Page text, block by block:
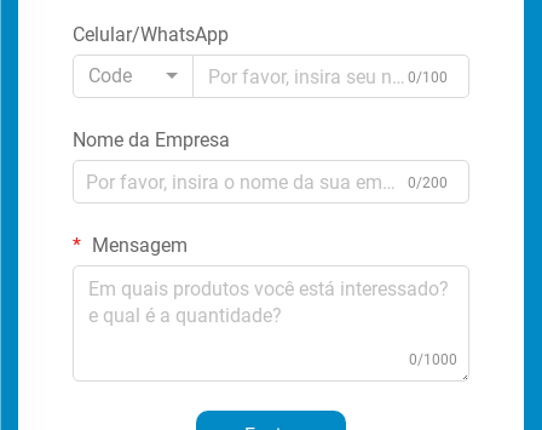
Celular/WhatsApp
Code
0/100
Nome da Empresa
0/200
Mensagem
0/1000